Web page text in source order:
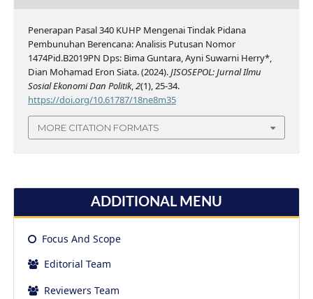
Penerapan Pasal 340 KUHP Mengenai Tindak Pidana
Pembunuhan Berencana: Analisis Putusan Nomor
1474Pid.B2019PN Dps: Bima Guntara, Ayni Suwarni Herry*,
Dian Mohamad Eron Siata. (2024).JISOSEPOL: Jurnal Ilmu
Sosial Ekonomi Dan Politik,2(1), 25-34.
https://doi.org/10.61787/18ne8m35
MORE CITATION FORMATS
ADDITIONAL MENU
Focus And Scope
Editorial Team
Reviewers Team